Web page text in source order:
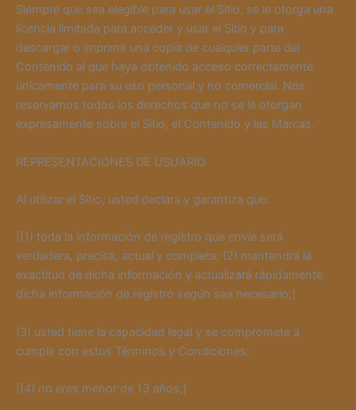
Siempre que sea elegible para usar el Sitio, se le otorga una
licencia limitada para acceder y usar el Sitio y para
descargar o imprimir una copia de cualquier parte del
Contenido al que haya obtenido acceso correctamente
únicamente para su uso personal y no comercial. Nos
reservamos todos los derechos que no se le otorgan
expresamente sobre el Sitio, el Contenido y las Marcas.
REPRESENTACIONES DE USUARIO
Al utilizar el Sitio, usted declara y garantiza que:
[(1) toda la información de registro que envíe será
verdadera, precisa, actual y completa; (2) mantendrá la
exactitud de dicha información y actualizará rápidamente
dicha información de registro según sea necesario;]
(3) usted tiene la capacidad legal y se compromete a
cumplir con estos Términos y Condiciones;
[(4) no eres menor de 13 años;]